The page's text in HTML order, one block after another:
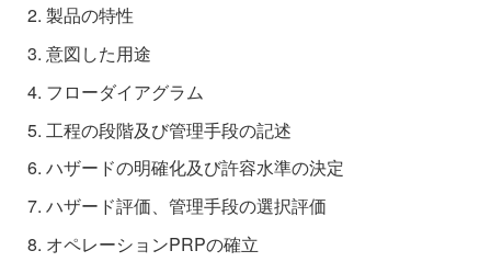
製品の特性
意図した用途
フローダイアグラム
工程の段階及び管理手段の記述
ハザードの明確化及び許容水準の決定
ハザード評価、管理手段の選択評価
オペレーションPRPの確立